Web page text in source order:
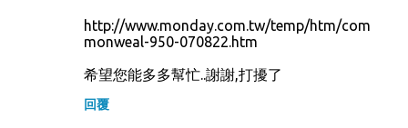
http://www.monday.com.tw/temp/htm/com
monweal-950-070822.htm
希望您能多多幫忙..謝謝,打擾了
回覆